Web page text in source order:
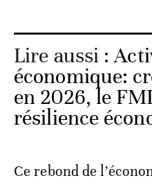
Lire aussi :
économique:
en 2026, le
résilience
Ce rebond de